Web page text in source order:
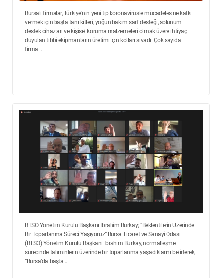
Bursalı firmalar, Türkiye’nin yeni tip koronavirüsle mücadelesine katkı
vermek için başta tanı kitleri, yoğun bakım sarf desteği, solunum
destek cihazları ve kişisel koruma malzemeleri olmak üzere ihtiyaç
duyulan tıbbi ekipmanların üretimi için kolları sıvadı. Çok sayıda
firma...
BTSO Yönetim Kurulu Başkanı İbrahim Burkay; “Beklentilerin Üzerinde
Bir Toparlanma Süreci Yaşıyoruz” Bursa Ticaret ve Sanayi Odası
(BTSO) Yönetim Kurulu Başkanı İbrahim Burkay, normalleşme
sürecinde tahminlerin üzerinde bir toparlanma yaşadıklarını belirterek,
“Bursa’da başta...